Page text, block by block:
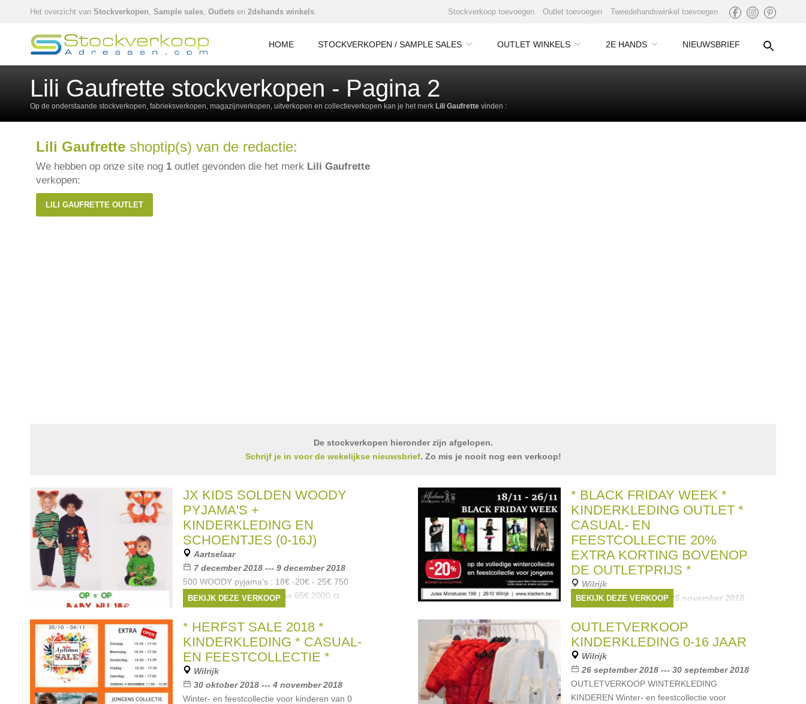
Het overzicht van Stockverkopen, Sample sales, Outlets en 2dehands winkels. Stockverkoop toevoegen Outlet toevoegen Tweedehandswinkel toevoegen
HOME STOCKVERKOPEN / SAMPLE SALES OUTLET WINKELS 2E HANDS NIEUWSBRIEF
Lili Gaufrette stockverkopen - Pagina 2
Op de onderstaande stockverkopen, fabrieksverkopen, magazijnverkopen, uitverkopen en collectieverkopen kan je het merk Lili Gaufrette vinden :
Lili Gaufrette shoptip(s) van de redactie:
We hebben op onze site nog 1 outlet gevonden die het merk Lili Gaufrette
verkopen:
LILI GAUFRETTE OUTLET
De stockverkopen hieronder zijn afgelopen.
Schrijf je in voor de wekelijkse nieuwsbrief. Zo mis je nooit nog een verkoop!
JX KIDS SOLDEN WOODY
PYJAMA'S +
KINDERKLEDING EN
SCHOENTJES (0-16J)
Aartselaar
7 december 2018 --- 9 december 2018
500 WOODY pyjama's : 18€ -20€ - 25€ 750
paar schoenen : 25€ tot max 65€ 2000 st
kinderkleding : 10€ tot 55€
Merken:Lili Gaufrette Anne kurris
Simonetta,Vingino,Cherie , ...
BEKIJK DEZE VERKOOP
* BLACK FRIDAY WEEK *
KINDERKLEDING OUTLET *
CASUAL- EN
FEESTCOLLECTIE 20%
EXTRA KORTING BOVENOP
DE OUTLETPRIJS *
Wilrijk
18 november 2018 --- 25 november 2018
tot 16 jaar. Kadootjes voor de Sinterklaas of
Kerst. Profiteer nu van 20% EXTRA korting
bovenop de outletprijs op volledige herfst- en
wintercollectie
Merken:Ralph Lauren,Lili Gaufrette
Jo,Scapa, McGregor , ...
BEKIJK DEZE VERKOOP
* HERFST SALE 2018 *
KINDERKLEDING * CASUAL-
EN FEESTCOLLECTIE *
Wilrijk
30 oktober 2018 --- 4 november 2018
Winter- en feestcollectie voor kinderen van 0
OUTLETVERKOOP
KINDERKLEDING 0-16 JAAR
Wilrijk
26 september 2018 --- 30 september 2018
OUTLETVERKOOP WINTERKLEDING
KINDEREN Winter- en feestcollectie voor